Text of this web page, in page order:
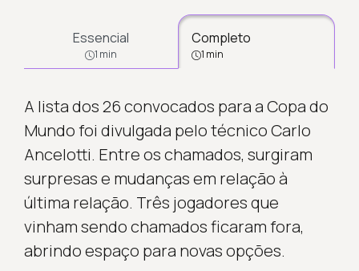
Essencial
1 min
Completo
1 min
A lista dos 26 convocados para a Copa do
Mundo foi divulgada pelo técnico Carlo
Ancelotti. Entre os chamados, surgiram
surpresas e mudanças em relação à
última relação. Três jogadores que
vinham sendo chamados ficaram fora,
abrindo espaço para novas opções.